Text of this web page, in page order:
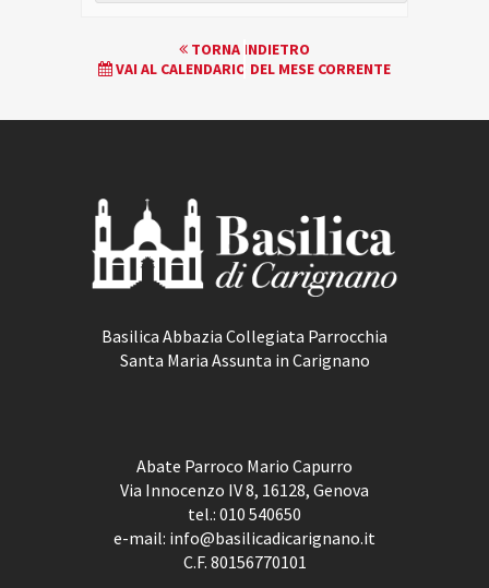
EVENTO
NAVIGATION
TORNA INDIETRO
VAI AL CALENDARIO DEL MESE CORRENTE
Basilica Abbazia Collegiata Parrocchia
Santa Maria Assunta in Carignano
Abate Parroco Mario Capurro
Via Innocenzo IV 8, 16128, Genova
tel.: 010 540650
e-mail: info@basilicadicarignano.it
C.F. 80156770101